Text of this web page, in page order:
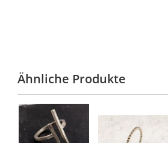
Ähnliche Produkte